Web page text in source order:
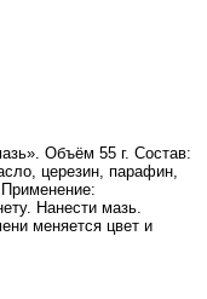
Объём 55 г. Состав:
церезин, парафин,
Применение:
Нанести мазь.
меняется цвет и